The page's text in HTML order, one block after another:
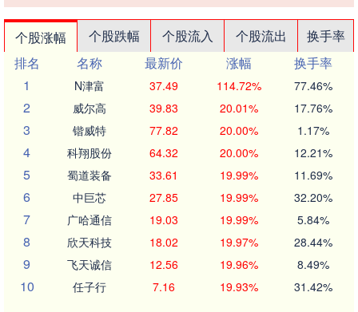
个股涨幅 个股跌幅 个股流入 个股流出
换手率
排名
名称 最新价 涨幅
换手率
1
N津富 37.49 114.72% 77.46%
2 威尔高 39.83 20.01% 17.76%
3 锴威特 77.82 20.00% 1.17%
4 科翔股份 64.32 20.00% 12.21%
5 蜀道装备 33.61 19.99% 11.69%
6 中巨芯 27.85 19.99% 32.20%
7 广哈通信 19.03 19.99% 5.84%
8 欣天科技 18.02 19.97% 28.44%
9 飞天诚信 12.56 19.96% 8.49%
10 任子行 7.16 19.93% 31.42%